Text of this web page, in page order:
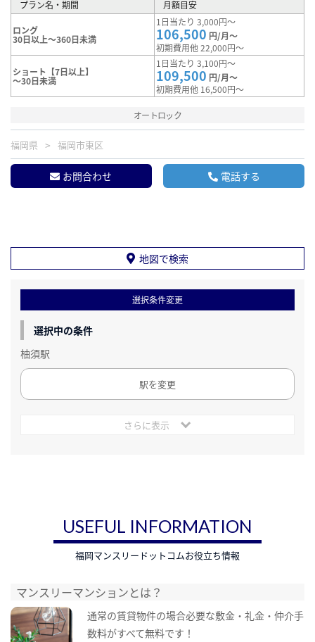
プラン名・期間 月額目安
ロング
30日以上～360日未満
1日当たり 3,000円～
106,500 円/月～
初期費用他 22,000円～
ショート【7日以上】
～30日未満
1日当たり 3,100円～
109,500 円/月～
初期費用他 16,500円～
オートロック
福岡県 福岡市東区
お問合わせ 電話する
地図で検索
選択条件変更
選択中の条件
柚須駅
駅を変更
さらに表示
USEFUL INFORMATION
福岡マンスリードットコムお役立ち情報
マンスリーマンションとは？
通常の賃貸物件の場合必要な敷金・礼金・仲介手
数料がすべて無料です！